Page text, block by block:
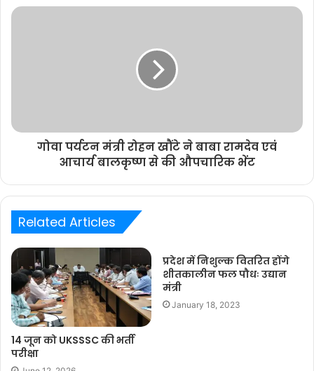
गोवा पर्यटन मंत्री रोहन खौंटे ने बाबा रामदेव एवं
आचार्य बालकृष्ण से की औपचारिक भेंट
Related Articles
14 जून को UKSSSC की भर्ती
परीक्षा
प्रदेश में निशुल्क वितरित होंगे
शीतकालीन फल पौधः उद्यान
मंत्री
January 18, 2023